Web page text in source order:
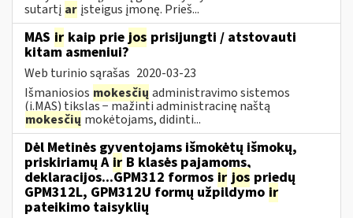
sutartį ar įsteigus įmonę. Prieš...
MAS ir kaip prie jos prisijungti / atstovauti
kitam asmeniui?
Web turinio sąrašas 2020-03-23
Išmaniosios mokesčių administravimo sistemos
(i.MAS) tikslas − mažinti administracinę naštą
mokesčių mokėtojams, didinti...
Dėl Metinės gyventojams išmokėtų išmokų,
priskiriamų A ir B klasės pajamoms,
deklaracijos...GPM312 formos ir jos priedų
GPM312L, GPM312U formų užpildymo ir
pateikimo taisyklių